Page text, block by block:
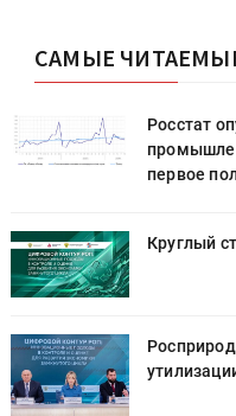
САМЫЕ
Росстат
первое
Круглый